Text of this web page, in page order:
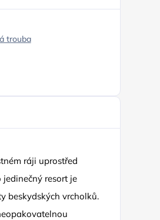
trouba
ráji uprostřed
jedinečný resort je
beskydských vrcholků.